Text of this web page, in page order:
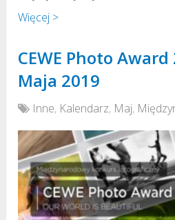
Więcej >
CEWE Photo Award
Maja 2019
Inne, Kalendarz, Maj,